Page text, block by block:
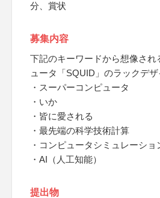
分、賞状
募集内容
下記のキーワードから想像され
ュータ「SQUID」のラックデザ
・スーパーコンピュータ
・いか
・皆に愛される
・最先端の科学技術計算
・コンピュータシミュレーショ
・AI（人工知能）
提出物